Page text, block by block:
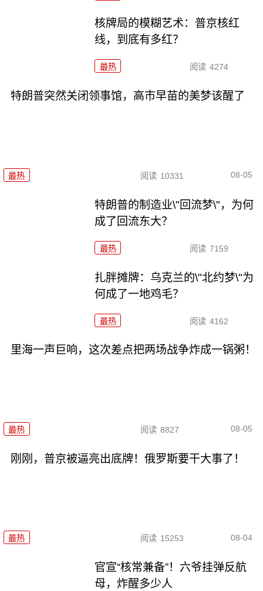
核牌局的模糊艺术：普京核红
线，到底有多红？
最热 阅读 4274
特朗普突然关闭领事馆，高市早苗的美梦该醒了
最热 阅读 10331 08-05
特朗普的制造业\"回流梦\"，为何
成了回流东大？
最热 阅读 7159
扎胖摊牌：乌克兰的\"北约梦\"为
何成了一地鸡毛？
最热 阅读 4162
里海一声巨响，这次差点把两场战争炸成一锅粥！
最热 阅读 8827 08-05
刚刚，普京被逼亮出底牌！俄罗斯要干大事了！
最热 阅读 15253 08-04
官宣“核常兼备”！六爷挂弹反航
母，炸醒多少人